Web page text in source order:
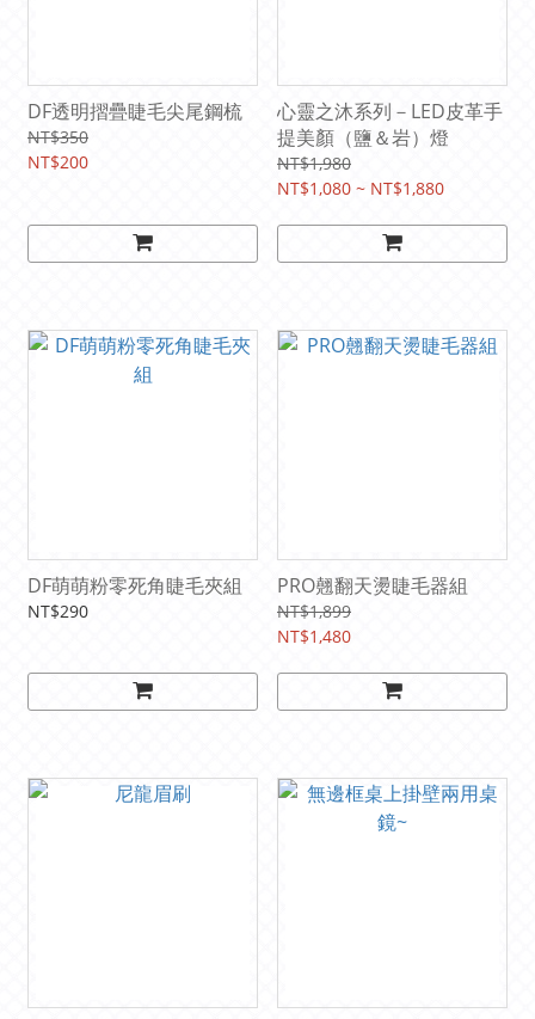
DF透明摺疊睫毛尖尾鋼梳
NT$350
NT$200
心靈之沐系列－LED皮革手
提美顏（鹽＆岩）燈
NT$1,980
NT$1,080 ~ NT$1,880
DF萌萌粉零死角睫毛夾組
NT$290
PRO翹翻天燙睫毛器組
NT$1,899
NT$1,480